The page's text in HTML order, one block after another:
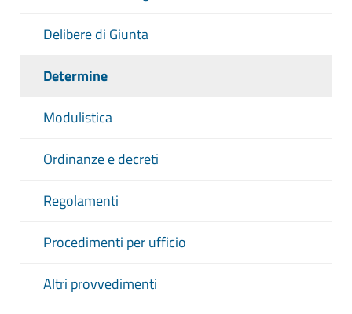
Delibere di Giunta
Determine
Modulistica
Ordinanze e decreti
Regolamenti
Procedimenti per ufficio
Altri provvedimenti